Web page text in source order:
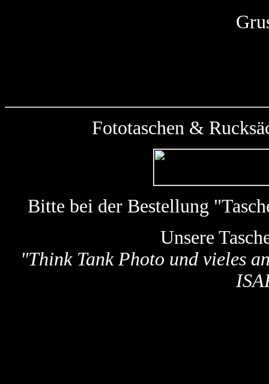
Fototaschen &
Bitte bei der Bestellung
Unsere
"Think Tank Photo und vieles